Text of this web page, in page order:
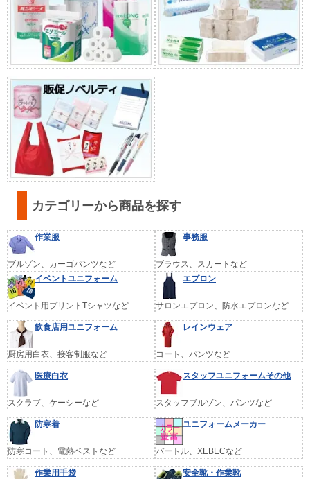
カテゴリーから商品を探す
作業服
ブルゾン、カーゴパンツなど
事務服
ブラウス、スカートなど
イベントユニフォーム
イベント用プリントTシャツなど
エプロン
サロンエプロン、防水エプロンなど
飲食店用ユニフォーム
厨房用白衣、接客制服など
レインウェア
コート、パンツなど
医療白衣
スクラブ、ケーシーなど
スタッフユニフォームその他
スタッフブルゾン、パンツなど
防寒着
防寒コート、電熱ベストなど
ユニフォームメーカー
バートル、XEBECなど
作業用手袋 安全靴・作業靴